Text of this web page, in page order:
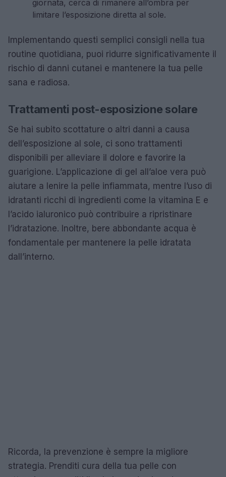
giornata, cerca di rimanere all’ombra per
limitare l’esposizione diretta al sole.
Implementando questi semplici consigli nella tua
routine quotidiana, puoi ridurre significativamente il
rischio di danni cutanei e mantenere la tua pelle
sana e radiosa.
Trattamenti post-esposizione solare
Se hai subito scottature o altri danni a causa
dell’esposizione al sole, ci sono trattamenti
disponibili per alleviare il dolore e favorire la
guarigione. L’applicazione di gel all’aloe vera può
aiutare a lenire la pelle infiammata, mentre l’uso di
idratanti ricchi di ingredienti come la vitamina E e
l’acido ialuronico può contribuire a ripristinare
l’idratazione. Inoltre, bere abbondante acqua è
fondamentale per mantenere la pelle idratata
dall’interno.
Ricorda, la prevenzione è sempre la migliore
strategia. Prenditi cura della tua pelle con